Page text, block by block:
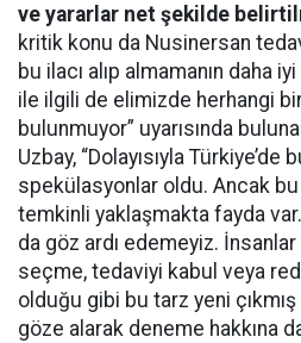
ve yararlar net şekilde
kritik konu da Nusinersan
bu ilacı alıp almamanın daha
ile ilgili de elimizde herhangi
bulunmuyor” uyarısında
Uzbay, “Dolayısıyla
spekülasyonlar oldu. Ancak
temkinli yaklaşmakta fayda var.
da göz ardı edemeyiz.
seçme, tedaviyi kabul veya
olduğu gibi bu tarz yeni
göze alarak deneme hakkına